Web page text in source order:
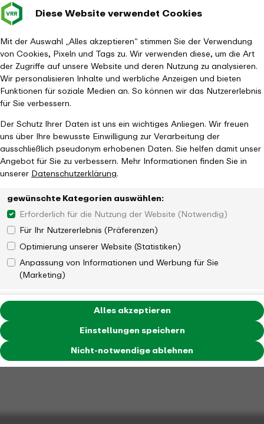
Diese Website verwendet Cookies
Mit der Auswahl „Alles akzeptieren“ stimmen Sie der Verwendung
von Cookies, Pixeln und Tags zu. Wir verwenden diese, um die Art
der Zugriffe auf unsere Website und deren Nutzung zu analysieren.
Wir personalisieren Inhalte und werbliche Anzeigen und bieten
Funktionen für soziale Medien an. So können wir das Nutzererlebnis
für Sie verbessern.
Der Schutz Ihrer Daten ist uns ein wichtiges Anliegen. Wir freuen
uns über Ihre bewusste Einwilligung zur Verarbeitung der
ausschließlich pseudonym erhobenen Daten. Sie helfen damit unser
Angebot für Sie zu verbessern. Mehr Informationen finden Sie in
unsererDatenschutzerklärung.
gewünschte Kategorien auswählen:
Erforderlich für die Nutzung der Website (Notwendig)
Für Ihr Nutzererlebnis (Präferenzen)
Optimierung unserer Website (Statistiken)
Anpassung von Informationen und Werbung für Sie
(Marketing)
Einstellungen speichern
Nicht-notwendige ablehnen
Alles akzeptieren
Verkehrsverbund Baustellen im
Leichte
Startseite Aktuelles Magazin SPNV-Qualitätsbericht 2025